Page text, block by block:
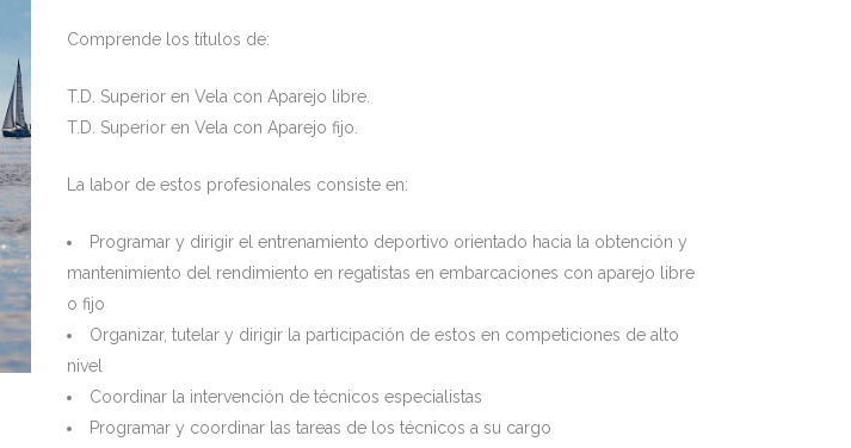
Comprende los títulos de:
T.D. Superior en Vela con Aparejo libre.
T.D. Superior en Vela con Aparejo fijo.
La labor de estos profesionales consiste en:
Programar y dirigir el entrenamiento deportivo orientado hacia la obtención y
mantenimiento del rendimiento en regatistas en embarcaciones con aparejo libre
o fijo
Organizar, tutelar y dirigir la participación de estos en competiciones de alto
nivel
Coordinar la intervención de técnicos especialistas
Programar y coordinar las tareas de los técnicos a su cargo